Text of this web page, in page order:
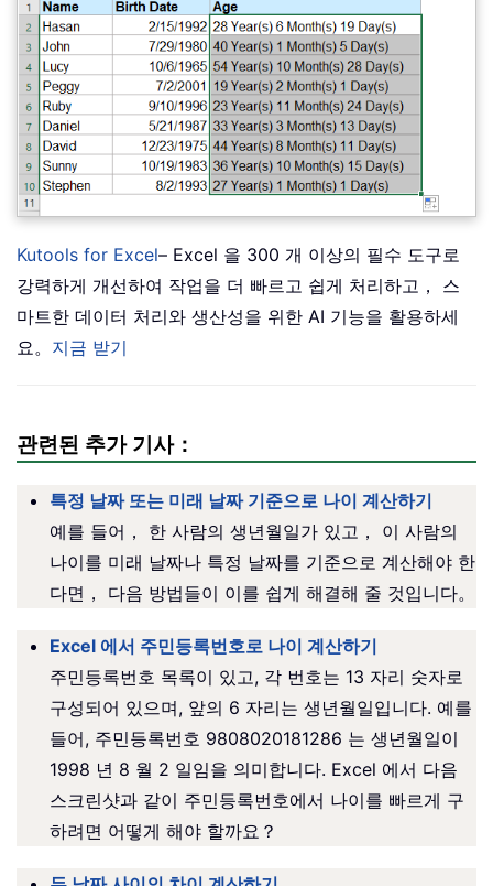
Kutools for Excel– Excel 을 300 개 이상의 필수 도구로
강력하게 개선하여 작업을 더 빠르고 쉽게 처리하고， 스
마트한 데이터 처리와 생산성을 위한 AI 기능을 활용하세
요。 지금 받기
관련된 추가 기사：
특정 날짜 또는 미래 날짜 기준으로 나이 계산하기
예를 들어， 한 사람의 생년월일가 있고， 이 사람의
나이를 미래 날짜나 특정 날짜를 기준으로 계산해야 한
다면， 다음 방법들이 이를 쉽게 해결해 줄 것입니다。
Excel 에서 주민등록번호로 나이 계산하기
주민등록번호 목록이 있고, 각 번호는 13 자리 숫자로
구성되어 있으며, 앞의 6 자리는 생년월일입니다. 예를
들어, 주민등록번호 9808020181286 는 생년월일이
1998 년 8 월 2 일임을 의미합니다. Excel 에서 다음
스크린샷과 같이 주민등록번호에서 나이를 빠르게 구
하려면 어떻게 해야 할까요？